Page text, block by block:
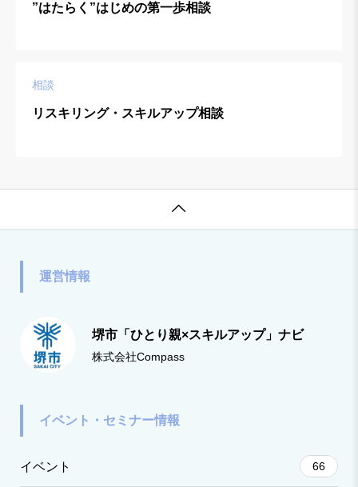
”はたらく”はじめの第一歩相談
相談
リスキリング・スキルアップ相談

運営情報
堺市「ひとり親×スキルアップ」ナビ
株式会社Compass
イベント・セミナー情報
イベント 66